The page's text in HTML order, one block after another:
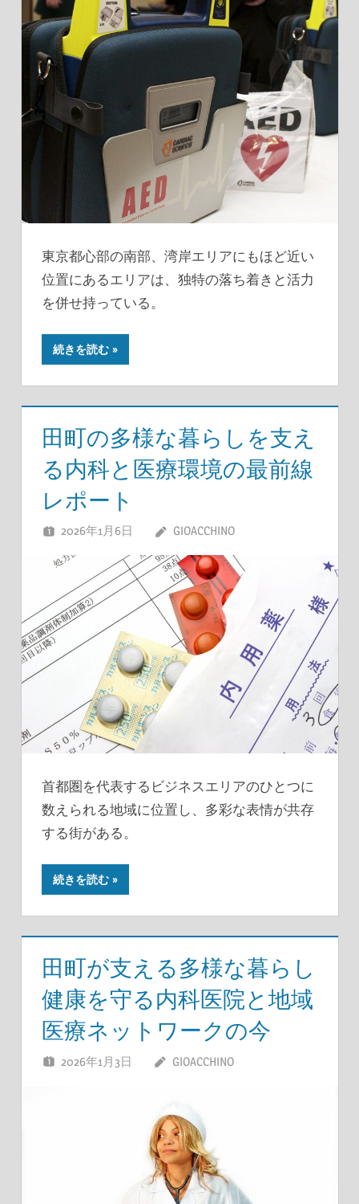
東京都心部の南部、湾岸エリアにもほど近い
位置にあるエリアは、独特の落ち着きと活力
を併せ持っている。
続きを読む
田町の多様な暮らしを支え
る内科と医療環境の最前線
レポート
2026年1月6日 GIOACCHINO
首都圏を代表するビジネスエリアのひとつに
数えられる地域に位置し、多彩な表情が共存
する街がある。
続きを読む
田町が支える多様な暮らし
健康を守る内科医院と地域
医療ネットワークの今
2026年1月3日 GIOACCHINO